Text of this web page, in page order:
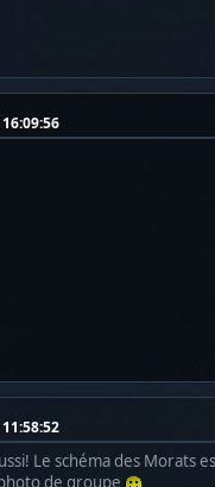
Le schéma des
de groupe